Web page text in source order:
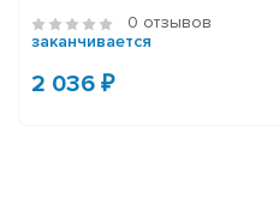
0 отзывов
заканчивается
2 036 ₽